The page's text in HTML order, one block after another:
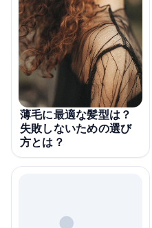
薄毛に最適な髪型は？
失敗しないための選び
方とは？